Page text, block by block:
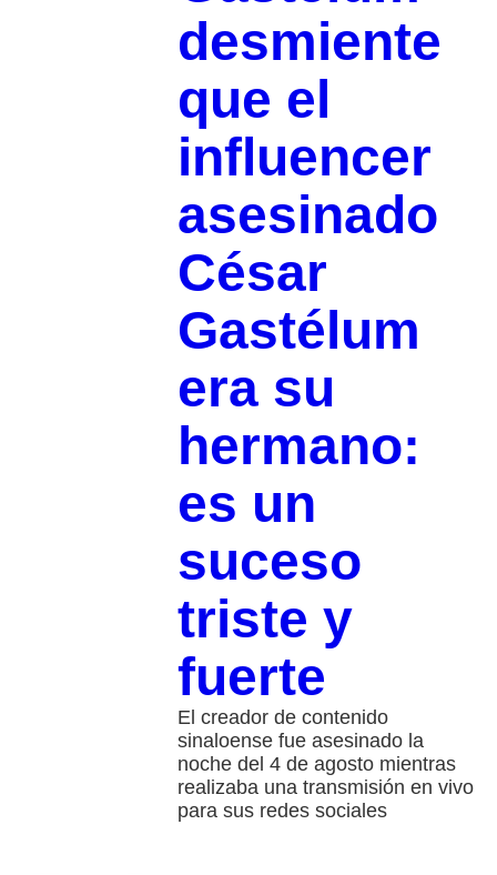
desmiente
que el
influencer
asesinado
César
Gastélum
era su
hermano:
es un
suceso
triste y
fuerte
El creador de contenido
sinaloense fue asesinado la
noche del 4 de agosto mientras
realizaba una transmisión en vivo
para sus redes sociales